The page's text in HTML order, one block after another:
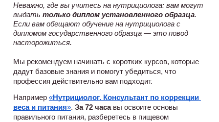
Неважно, где вы учитесь на нутрициолога: вам могут
выдать только диплом установленного образца.
Если вам обещают обучение на нутрициолога с
дипломом государственного образца — это повод
насторожиться.
Мы рекомендуем начинать с коротких курсов, которые
дадут базовые знания и помогут убедиться, что
профессия действительно вам подходит.
Например «Нутрициолог. Консультант по коррекции
веса и питания». За 72 часа вы освоите основы
правильного питания, разберетесь в пищевом